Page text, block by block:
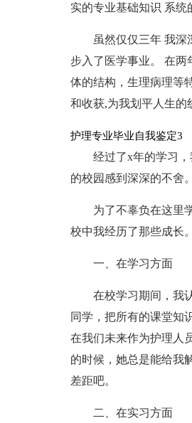
实的专业基础知识 系统
虽然仅仅三年 我
步入了医学事业。 在两
体的结构，生理病理等
和收获,为我划平人生的
护理专业毕业自我鉴定3
经过了x年的学习
的校园感到深深的不舍
为了不辜负在这里
校中我经历了那些成长
一、在学习方面
在校学习期间，我
同学，把所有的课堂知
在我们未来作为护理人
的时候，她总是能给我
差距吧。
二、在实习方面